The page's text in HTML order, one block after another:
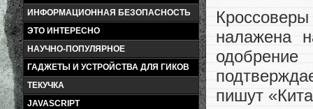
ИНФОРМАЦИОННАЯ БЕЗОПАСНОСТЬ
ЭТО ИНТЕРЕСНО
НАУЧНО-ПОПУЛЯРНОЕ
ГАДЖЕТЫ И УСТРОЙСТВА ДЛЯ ГИКОВ
ТЕКУЧКА
JAVASCRIPT
налажена
пишут